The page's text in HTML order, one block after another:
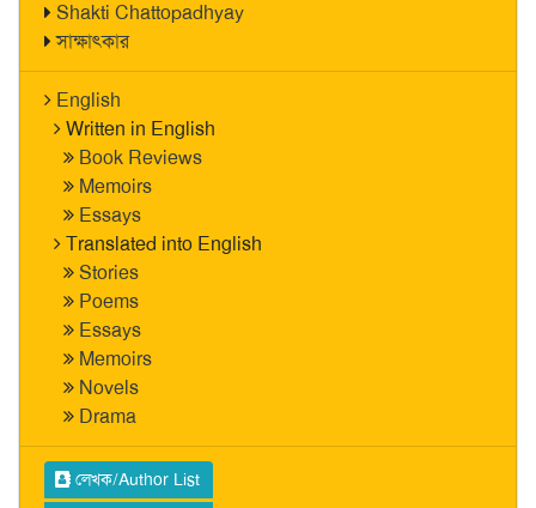
Shakti Chattopadhyay
সাক্ষাৎকার
English
Written in English
Book Reviews
Memoirs
Essays
Translated into English
Stories
Poems
Essays
Memoirs
Novels
Drama
লেখক/Author List